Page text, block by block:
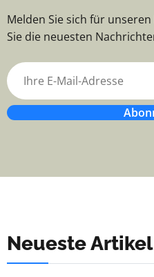
Melden Sie sich für
Sie die neuesten
Neueste Artikel